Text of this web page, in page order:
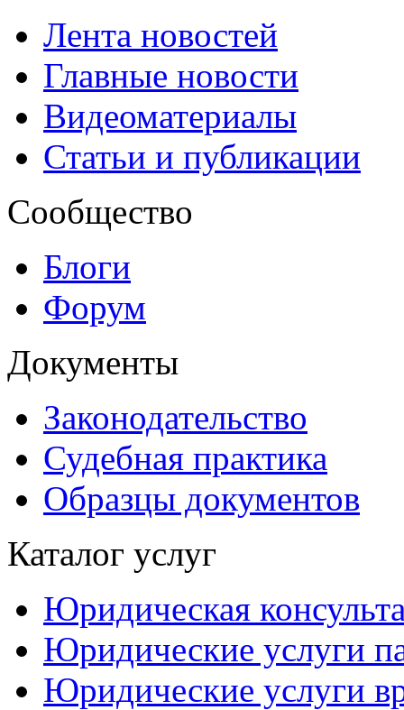
Лента новостей
Главные новости
Видеоматериалы
Статьи и публикации
Сообщество
Блоги
Форум
Документы
Законодательство
Судебная практика
Образцы документов
Каталог услуг
Юридическая
Юридические услуги
Юридические услуги